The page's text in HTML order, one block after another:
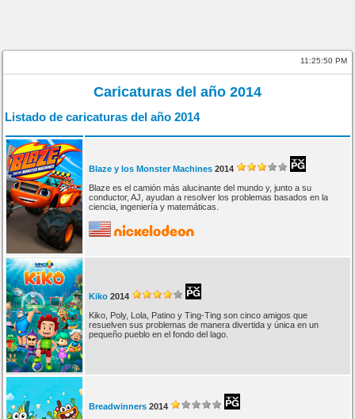
11:25:50 PM
Caricaturas del año 2014
Listado de caricaturas del año 2014
Blaze y los Monster Machines 2014
Blaze es el camión más alucinante del mundo y, junto a su
conductor, AJ, ayudan a resolver los problemas basados en la
ciencia, ingeniería y matemáticas.
Kiko 2014
Kiko, Poly, Lola, Patino y Ting-Ting son cinco amigos que
resuelven sus problemas de manera divertida y única en un
pequeño pueblo en el fondo del lago.
Breadwinners 2014